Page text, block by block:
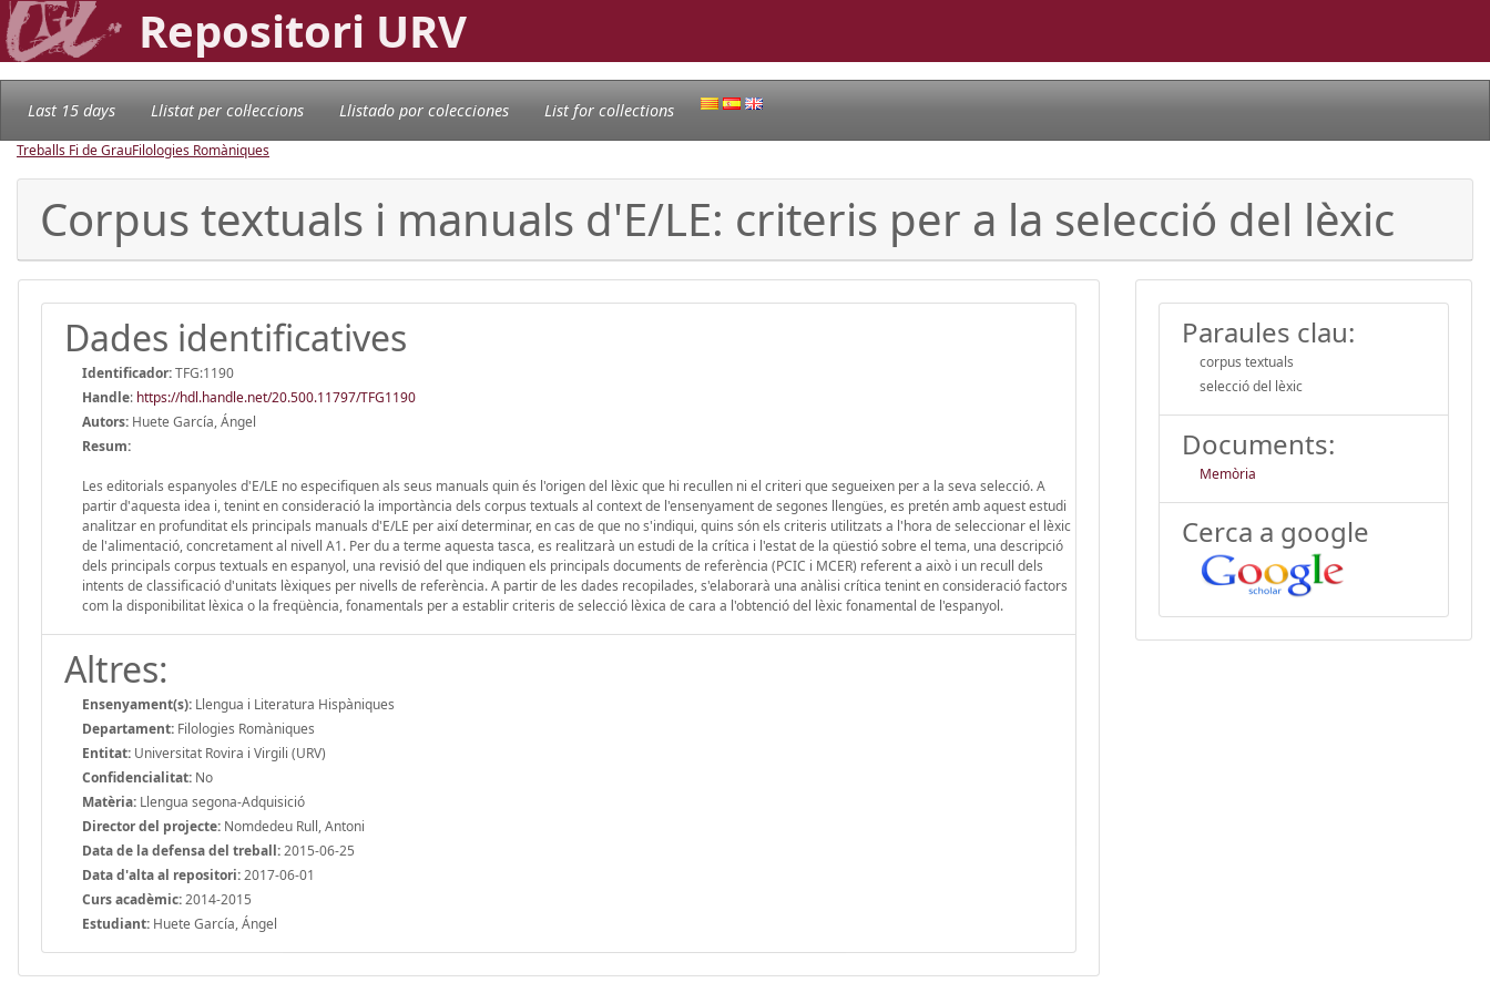
Repositori URV
Last 15 days Llistat per col·leccions Llistado por colecciones List for collections
Treballs Fi de GrauFilologies Romàniques
Corpus textuals i manuals d'E/LE: criteris per a la selecció del lèxic
Dades identificatives
Identificador:TFG:1190
Handle: https://hdl.handle.net/20.500.11797/TFG1190
Autors: Huete García, Ángel
Resum:
Les editorials espanyoles d'E/LE no especifiquen als seus manuals quin és l'origen del lèxic que hi recullen ni el criteri que segueixen per a la seva selecció. A
partir d'aquesta idea i, tenint en consideració la importància dels corpus textuals al context de l'ensenyament de segones llengües, es pretén amb aquest estudi
analitzar en profunditat els principals manuals d'E/LE per així determinar, en cas de que no s'indiqui, quins són els criteris utilitzats a l'hora de seleccionar el lèxic
de l'alimentació, concretament al nivell A1. Per du a terme aquesta tasca, es realitzarà un estudi de la crítica i l'estat de la qüestió sobre el tema, una descripció
dels principals corpus textuals en espanyol, una revisió del que indiquen els principals documents de referència (PCIC i MCER) referent a això i un recull dels
intents de classificació d'unitats lèxiques per nivells de referència. A partir de les dades recopilades, s'elaborarà una anàlisi crítica tenint en consideració factors
com la disponibilitat lèxica o la freqüència, fonamentals per a establir criteris de selecció lèxica de cara a l'obtenció del lèxic fonamental de l'espanyol.
Altres:
Ensenyament(s): Llengua i Literatura Hispàniques
Departament: Filologies Romàniques
Entitat: Universitat Rovira i Virgili (URV)
Confidencialitat: No
Matèria: Llengua segona-Adquisició
Director del projecte: Nomdedeu Rull, Antoni
Data de la defensa del treball:2015-06-25
Data d'alta al repositori:2017-06-01
Curs acadèmic:2014-2015
Estudiant: Huete García, Ángel
Paraules clau:
corpus textuals
selecció del lèxic
Documents:
Memòria
Cerca a google